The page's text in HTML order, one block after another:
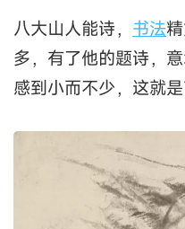
八大山人能诗， 书法
多，有了他的题诗，
感到小而不少，这就是